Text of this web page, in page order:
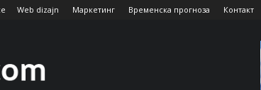
Web dizajn Маркетинг Временска прогноза Контакт